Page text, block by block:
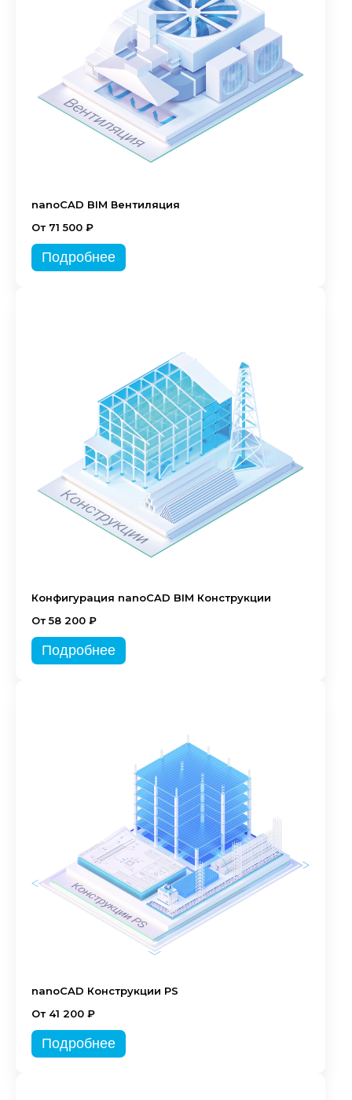
nanoCAD BIM Вентиляция
От 71 500 ₽
Подробнее
Конфигурация nanoCAD BIM Конструкции
От 58 200 ₽
Подробнее
nanoCAD Конструкции PS
От 41 200 ₽
Подробнее